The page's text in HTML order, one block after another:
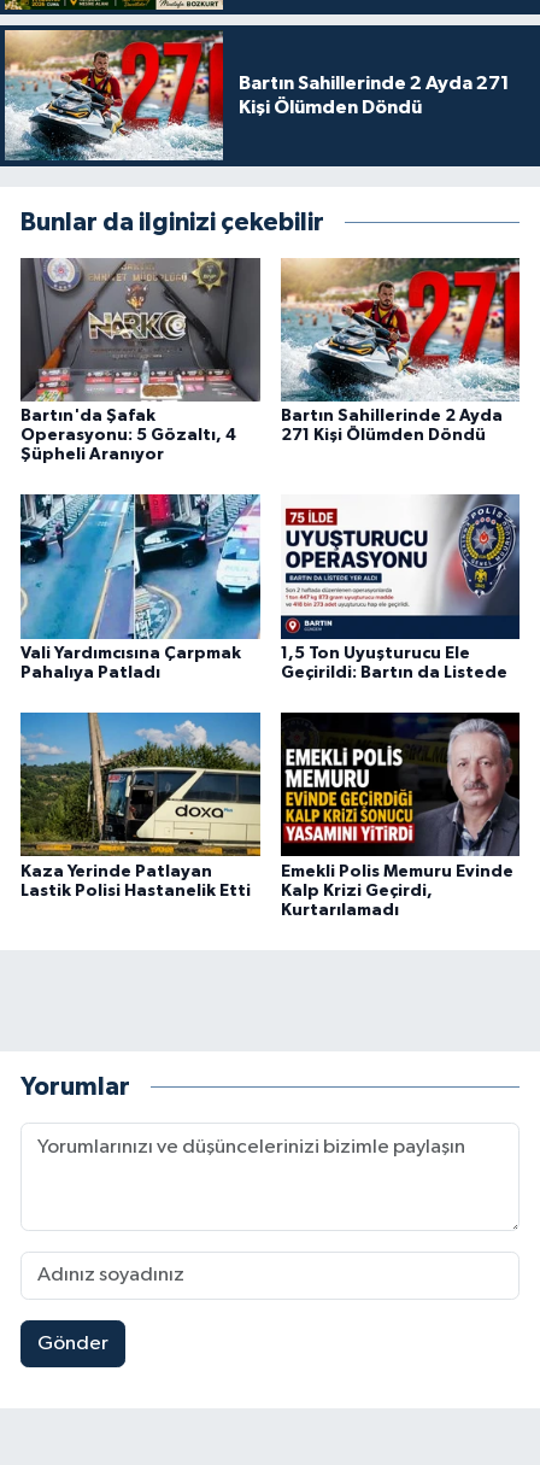
Bartın Sahillerinde 2 Ayda 271
Kişi Ölümden Döndü
Bunlar da ilginizi çekebilir
Bartın'da Şafak
Operasyonu: 5 Gözaltı, 4
Şüpheli Aranıyor
Bartın Sahillerinde 2 Ayda
271 Kişi Ölümden Döndü
Vali Yardımcısına Çarpmak
Pahalıya Patladı
1,5 Ton Uyuşturucu Ele
Geçirildi: Bartın da Listede
Kaza Yerinde Patlayan
Lastik Polisi Hastanelik Etti
Emekli Polis Memuru Evinde
Kalp Krizi Geçirdi,
Kurtarılamadı
Yorumlar
Gönder